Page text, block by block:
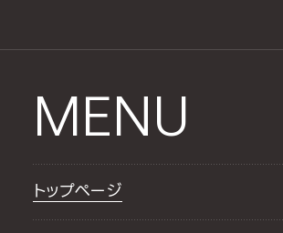
MENU
トップページ